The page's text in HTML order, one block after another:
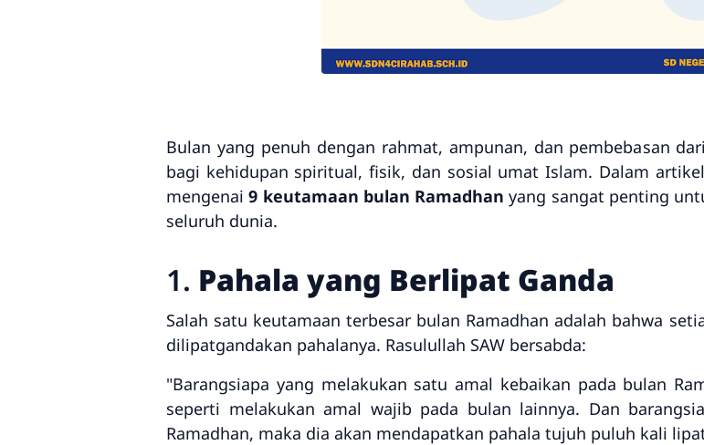
Bulan yang penuh dengan rahmat, ampunan, dan pembebasan
bagi kehidupan spiritual, fisik, dan sosial umat Islam. Dalam
mengenai9 keutamaan bulan Ramadhan yang sangat penting
seluruh dunia.
1. Pahala yang Berlipat Ganda
Salah satu keutamaan terbesar bulan Ramadhan adalah bahwa
dilipatgandakan pahalanya. Rasulullah SAW bersabda:
"Barangsiapa yang melakukan satu amal kebaikan pada bulan
seperti melakukan amal wajib pada bulan lainnya. Dan
Ramadhan, maka dia akan mendapatkan pahala tujuh puluh kali